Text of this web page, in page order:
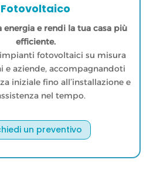
Fotovoltaico
energia e rendi la tua casa più
efficiente.
fotovoltaici su misura
e aziende, accompagnandoti
iniziale fino all’installazione e
nel tempo.
un preventivo